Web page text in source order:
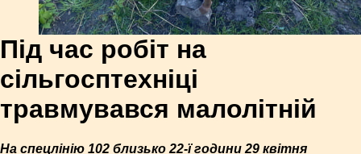
Під час робіт на
сільгосптехніці
травмувався малолітній
На спецлінію 102 близько 22-ї години 29 квітня